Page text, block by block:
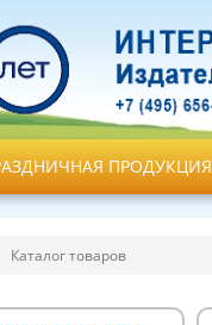
ПРОДУКЦИЯ
Каталог товаров